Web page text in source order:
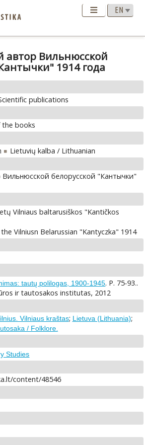
автор Вильнюсской
1914 года
publications
the books
Lietuvių kalba / Lithuanian
белорусской "Кантычки"
Vilniaus baltarusiškos "Kantičkos
Vilniusn Belarussian "Kantyczka" 1914
tautų polilogas, 1900-1945. P. 75-93..
ir tautosakos institutas, 2012
Vilniaus kraštas; Lietuva (Lithuania);
/ Folklore.
Studies
content/48546